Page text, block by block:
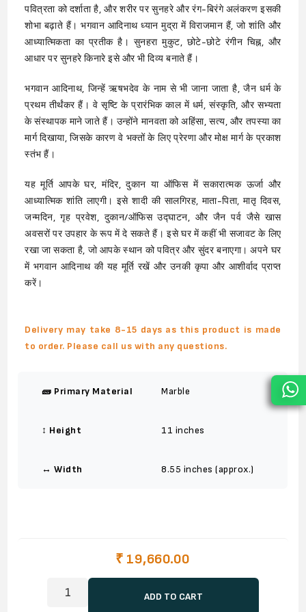
पवित्रता को दर्शाता है, और शरीर पर सुनहरे और रंग-बिरंगे अलंकरण इसकी
शोभा बढ़ाते हैं। भगवान आदिनाथ ध्यान मुद्रा में विराजमान हैं, जो शांति और
आध्यात्मिकता का प्रतीक है। सुनहरा मुकुट, छोटे-छोटे रंगीन चिह्न, और
आधार पर सुनहरे किनारे इसे और भी दिव्य बनाते हैं।
भगवान आदिनाथ, जिन्हें ऋषभदेव के नाम से भी जाना जाता है, जैन धर्म के
प्रथम तीर्थंकर हैं। वे सृष्टि के प्रारंभिक काल में धर्म, संस्कृति, और सभ्यता
के संस्थापक माने जाते हैं। उन्होंने मानवता को अहिंसा, सत्य, और तपस्या का
मार्ग दिखाया, जिसके कारण वे भक्तों के लिए प्रेरणा और मोक्ष मार्ग के प्रकाश
स्तंभ हैं।
यह मूर्ति आपके घर, मंदिर, दुकान या ऑफिस में सकारात्मक ऊर्जा और
आध्यात्मिक शांति लाएगी। इसे शादी की सालगिरह, माता-पिता, मातृ दिवस,
जन्मदिन, गृह प्रवेश, दुकान/ऑफिस उद्घाटन, और जैन पर्व जैसे खास
अवसरों पर उपहार के रूप में दे सकते हैं। इसे घर में कहीं भी सजावट के लिए
रखा जा सकता है, जो आपके स्थान को पवित्र और सुंदर बनाएगा। अपने घर
में भगवान आदिनाथ की यह मूर्ति रखें और उनकी कृपा और आशीर्वाद प्राप्त
करें।
Delivery may take 8-15 days as this product is made
to order. Please call us with any questions.
🧱 Primary Material Marble
↕️ Height 11 inches
↔️ Width 8.55 inches (approx.)
₹ 19,660.00
ADD TO CART